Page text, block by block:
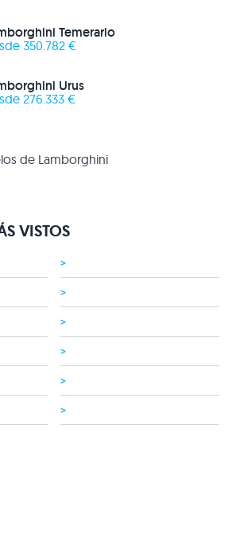
Temerario
350.782 €
Urus
276.333 €
de Lamborghini
VISTOS
>
>
>
>
>
>